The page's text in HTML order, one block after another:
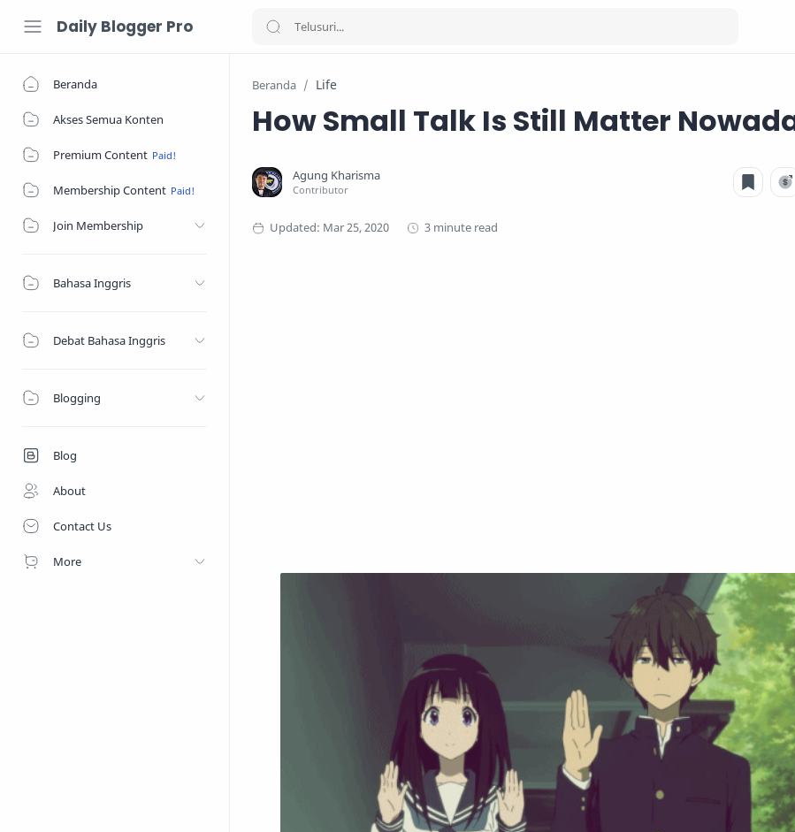
Daily Blogger Pro
Beranda
Akses Semua Konten
Premium Content
Membership Content
Join Membership
Bahasa Inggris
Debat Bahasa Inggris
Blogging
Blog
About
Contact Us
More
Beranda Life
How Small Talk Is Still Matter
3 minute read